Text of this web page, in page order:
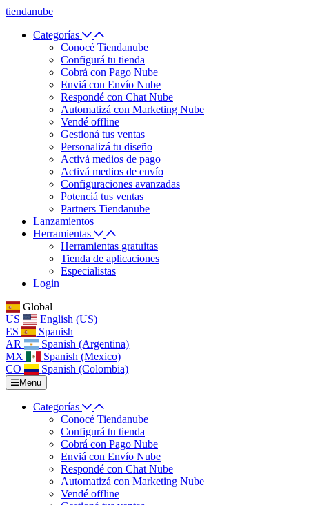
tiendanube
Categorías
Conocé Tiendanube
Configurá tu tienda
Cobrá con Pago Nube
Enviá con Envío Nube
Respondé con Chat Nube
Automatizá con Marketing Nube
Vendé offline
Gestioná tus ventas
Personalizá tu diseño
Activá medios de pago
Activá medios de envío
Configuraciones avanzadas
Potenciá tus ventas
Partners Tiendanube
Lanzamientos
Herramientas
Herramientas gratuitas
Tienda de aplicaciones
Especialistas
Login
Global
US
English (US)
ES
Spanish
AR
Spanish (Argentina)
MX
Spanish (Mexico)
CO
Spanish (Colombia)
Menu
Categorías
Conocé Tiendanube
Configurá tu tienda
Cobrá con Pago Nube
Enviá con Envío Nube
Respondé con Chat Nube
Automatizá con Marketing Nube
Vendé offline